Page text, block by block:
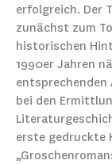
erfolgreich. Der
zunächst zum
historischen
1990er Jahren
entsprechenden
bei den
erste gedruckte